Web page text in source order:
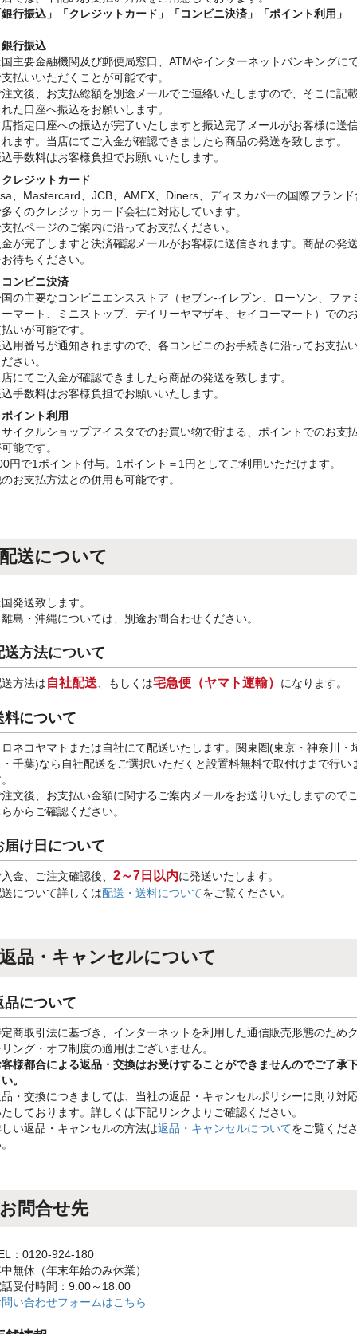
行振込」
「クレジットカード」「コンビニ決済」「ポイント利用」
行振込
主要金融機関及び郵便局窓口、ATMやインターネットバンキングに
払いいただくことが可能です。
文後、お支払総額を別途メールでご連絡いたしますので、そこに記
た口座へ振込をお願いします。
指定口座への振込が完了いたしますと振込完了メールがお客様に送
ます。当店にてご入金が確認できましたら商品の発送を致します。
手数料はお客様負担でお願いいたします。
レジットカード
、Mastercard、JCB、AMEX、Diners、ディスカバーの国際ブランド
くのクレジットカード会社に対応しています。
払ページのご案内に沿ってお支払ください。
が完了しますと決済確認メールがお客様に送信されます。商品の発
待ちください。
ンビニ決済
の主要なコンビニエンスストア（セブン-イレブン、ローソン、ファ
マート、ミニストップ、デイリーヤマザキ、セイコーマート）での
いが可能です。
用番号が通知されますので、各コンビニのお手続きに沿ってお支払
さい。
にてご入金が確認できましたら商品の発送を致します。
手数料はお客様負担でお願いいたします。
イント利用
イクルショップアイスタでのお買い物で貯まる、ポイントでのお支
能です。
円で1ポイント付与。1ポイント＝1円としてご利用いただけます。
お支払方法との併用も可能です。
配送について
発送致します。
島・沖縄については、別途お問合わせください。
送方法について
方法は自社配送、もしくは宅急便（ヤマト運輸） になります。
料について
ネコヤマトまたは自社にて配送いたします。関東圏(東京・神奈川・
千葉)なら自社配送をご選択いただくと設置料無料で取付けまで行い
文後、お支払い金額に関するご案内メールをお送りいたしますので
からご確認ください。
届け日について
金、ご注文確認後、 2～7日以内に発送いたします。
について詳しくは配送・送料についてをご覧ください。
返品・キャンセルについて
品について
商取引法に基づき、インターネットを利用した通信販売形態のため
ング・オフ制度の適用はございません。
様都合による返品・交換はお受けすることができませんのでご了承
。
・交換につきましては、当社の返品・キャンセルポリシーに則り対
しております。詳しくは下記リンクよりご確認ください。
い返品・キャンセルの方法は返品・キャンセルについてをご覧くだ
お問合せ先
：0120-924-180
無休（年末年始のみ休業）
受付時間：9:00～18:00
い合わせフォームはこちら